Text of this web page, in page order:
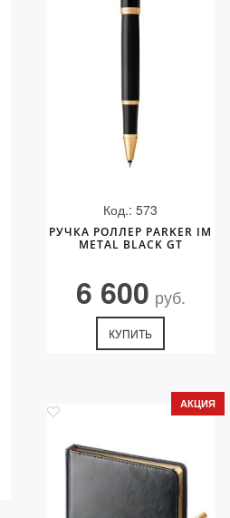
Код.: 573
РУЧКА РОЛЛЕР PARKER IM
METAL BLACK GT
6 600 руб.
КУПИТЬ
АКЦИЯ